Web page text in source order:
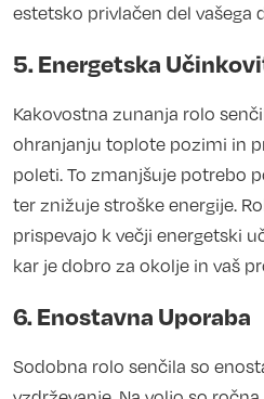
estetsko privlačen del vašega
5. Energetska
Kakovostna zunanja rolo
ohranjanju toplote pozimi in
poleti. To zmanjšuje potrebo
ter znižuje stroške energije.
prispevajo k večji energetski
kar je dobro za okolje in vaš
6. Enostavna Uporaba
Sodobna rolo senčila so